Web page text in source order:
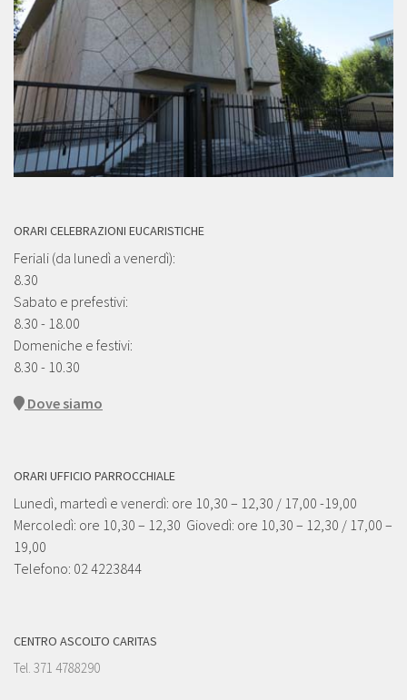
ORARI CELEBRAZIONI EUCARISTICHE
Feriali (da lunedì a venerdì):
8.30
Sabato e prefestivi:
8.30 - 18.00
Domeniche e festivi:
8.30 - 10.30
Dove siamo
ORARI UFFICIO PARROCCHIALE
Lunedì, martedì e venerdì: ore 10,30 – 12,30 / 17,00 -19,00
Mercoledì: ore 10,30 – 12,30 Giovedì: ore 10,30 – 12,30 / 17,00 –
19,00
Telefono: 02 4223844
CENTRO ASCOLTO CARITAS
Tel. 371 4788290